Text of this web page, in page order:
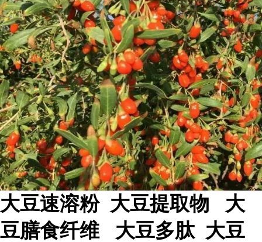
大豆速溶粉 大豆提取物 大
豆膳食纤维 大豆多肽 大豆